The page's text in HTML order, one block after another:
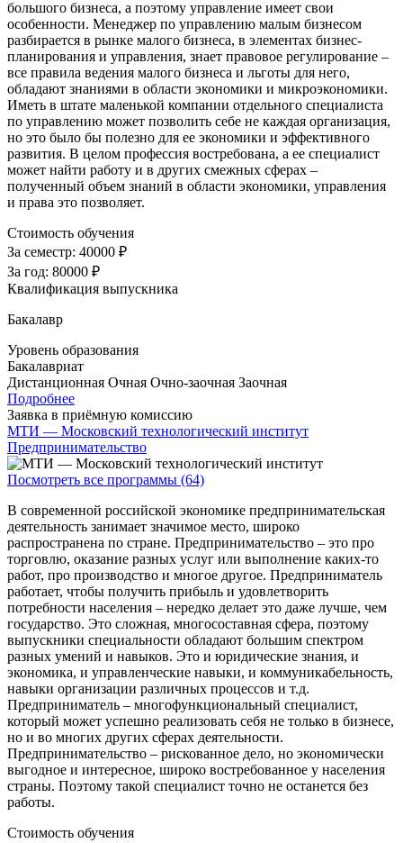
большого бизнеса, а поэтому управление имеет свои
особенности. Менеджер по управлению малым бизнесом
разбирается в рынке малого бизнеса, в элементах бизнес-
планирования и управления, знает правовое регулирование –
все правила ведения малого бизнеса и льготы для него,
обладают знаниями в области экономики и микроэкономики.
Иметь в штате маленькой компании отдельного специалиста
по управлению может позволить себе не каждая организация,
но это было бы полезно для ее экономики и эффективного
развития. В целом профессия востребована, а ее специалист
может найти работу и в других смежных сферах –
полученный объем знаний в области экономики, управления
и права это позволяет.
Стоимость обучения
За семестр: 40000 ₽
За год: 80000 ₽
Квалификация выпускника
Бакалавр
Уровень образования
Бакалавриат
Дистанционная Очная Очно-заочная Заочная
Подробнее
Заявка в приёмную комиссию
МТИ — Московский технологический институт
Предпринимательство
Посмотреть все программы (64)
В современной российской экономике предпринимательская
деятельность занимает значимое место, широко
распространена по стране. Предпринимательство – это про
торговлю, оказание разных услуг или выполнение каких-то
работ, про производство и многое другое. Предприниматель
работает, чтобы получить прибыль и удовлетворить
потребности населения – нередко делает это даже лучше, чем
государство. Это сложная, многосоставная сфера, поэтому
выпускники специальности обладают большим спектром
разных умений и навыков. Это и юридические знания, и
экономика, и управленческие навыки, и коммуникабельность,
навыки организации различных процессов и т.д.
Предприниматель – многофункциональный специалист,
который может успешно реализовать себя не только в бизнесе,
но и во многих других сферах деятельности.
Предпринимательство – рискованное дело, но экономически
выгодное и интересное, широко востребованное у населения
страны. Поэтому такой специалист точно не останется без
работы.
Стоимость обучения